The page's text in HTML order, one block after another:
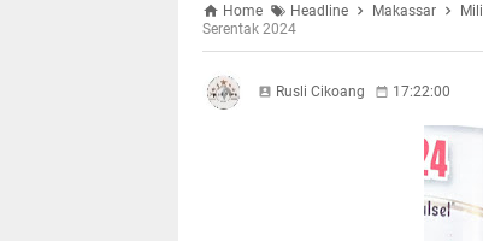
Home Headline Makassar
Serentak 2024
Rusli Cikoang 17:22:00